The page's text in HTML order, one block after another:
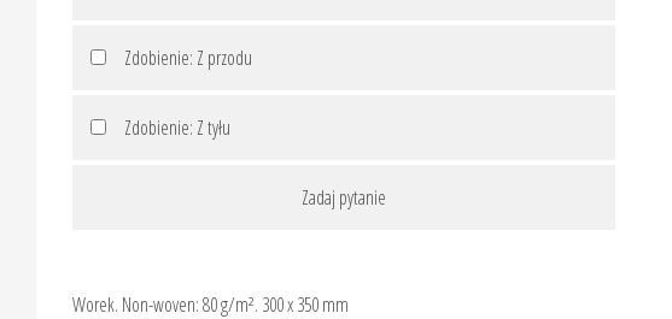
Zdobienie: Z przodu
Zdobienie: Z tyłu
Zadaj pytanie
Worek. Non-woven: 80 g/m². 300 x 350 mm